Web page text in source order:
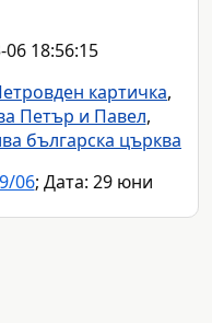
18:56:15
картичка,
Петър и Павел,
българска църква
06; Дата: 29 юни